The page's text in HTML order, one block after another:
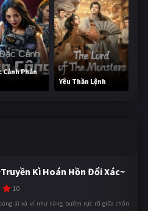
Cảnh Phản
Yêu Thần Lệnh
Kì Hoán Hồn Đổi Xác~
10
ái và ví như nàng bướm rực rỡ giữa chốn